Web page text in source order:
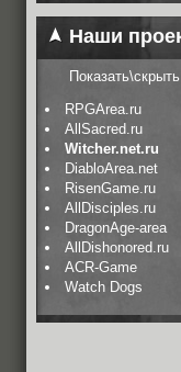
Наши
RPGArea.ru
AllSacred.ru
Witcher.net.ru
DiabloArea.net
RisenGame.ru
AllDisciples.ru
DragonAge-area
AllDishonored.ru
ACR-Game
Watch Dogs